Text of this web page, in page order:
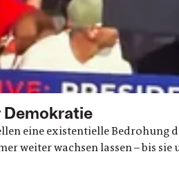
eine existentielle
weiter wachsen lassen – bis